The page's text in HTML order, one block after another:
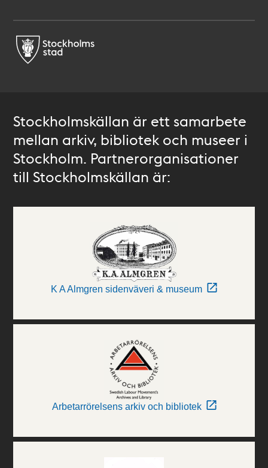
Stockholmskällan är ett samarbete
mellan arkiv, bibliotek och museer i
Stockholm. Partnerorganisationer
till Stockholmskällan är:
K A Almgren sidenväveri & museum
Arbetarrörelsens arkiv och bibliotek